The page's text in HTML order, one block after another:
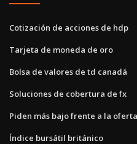
Cotización de acciones de hdp
Tarjeta de moneda de oro
Bolsa de valores de td canadá
Soluciones de cobertura de fx
Piden más bajo frente a la
Índice bursátil británico